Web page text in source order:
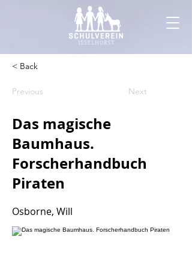
< Back
Previous Next
Das magische
Baumhaus.
Forscherhandbuch
Piraten
Osborne, Will